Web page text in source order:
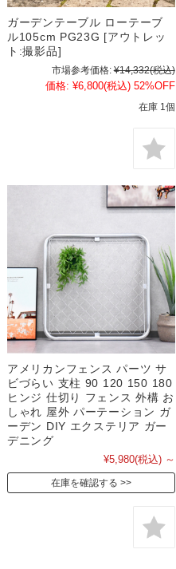
ガーデンテーブル ローテーブ
ル105cm PG23G [アウトレッ
ト:撮影品]
市場参考価格: ¥14,332(税込)
価格: ¥6,800(税込) 52%OFF
在庫 1個
アメリカンフェンス パーツ サ
ビづらい 支柱 90 120 150 180
ヒンジ 仕切り フェンス 外構 お
しゃれ 屋外 パーテーション ガ
ーデン DIY エクステリア ガー
デニング
¥5,980(税込) ～
在庫を確認する